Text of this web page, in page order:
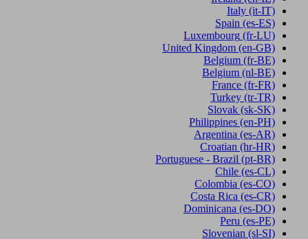
Italy (it-IT)
Spain (es-ES)
Luxembourg (fr-LU)
United Kingdom (en-GB)
Belgium (fr-BE)
Belgium (nl-BE)
France (fr-FR)
Turkey (tr-TR)
Slovak (sk-SK)
Philippines (en-PH)
Argentina (es-AR)
Croatian (hr-HR)
Portuguese - Brazil (pt-BR)
Chile (es-CL)
Colombia (es-CO)
Costa Rica (es-CR)
Dominicana (es-DO)
Peru (es-PE)
Slovenian (sl-SI)